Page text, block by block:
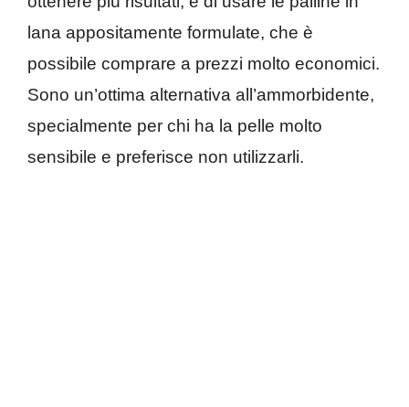
lana appositamente formulate, che è
possibile comprare a prezzi molto economici.
Sono un’ottima alternativa all’ammorbidente,
specialmente per chi ha la pelle molto
sensibile e preferisce non utilizzarli.